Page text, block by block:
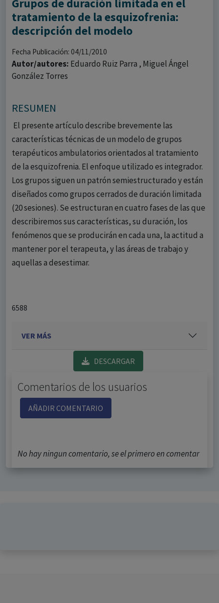
Grupos de duración limitada en el
tratamiento de la esquizofrenia:
descripción del modelo
Fecha Publicación: 04/11/2010
Autor/autores: Eduardo Ruiz Parra , Miguel Ángel
González Torres
RESUMEN
El presente artículo describe brevemente las
características técnicas de un modelo de grupos
terapéuticos ambulatorios orientados al tratamiento
de la esquizofrenia. El enfoque utilizado es integrador.
Los grupos siguen un patrón semiestructurado y están
diseñados como grupos cerrados de duración limitada
(20 sesiones). Se estructuran en cuatro fases de las que
describiremos sus características, su duración, los
fenómenos que se producirán en cada una, la actitud a
mantener por el terapeuta, y las áreas de trabajo y
aquellas a desestimar.
6588
VER MÁS
DESCARGAR
Comentarios de los usuarios
AÑADIR COMENTARIO
No hay ningun comentario, se el primero en comentar